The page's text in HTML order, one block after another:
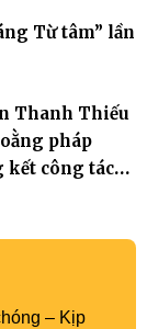
Từ tâm” lần
Thanh Thiếu
pháp
kết công tác
– Kịp